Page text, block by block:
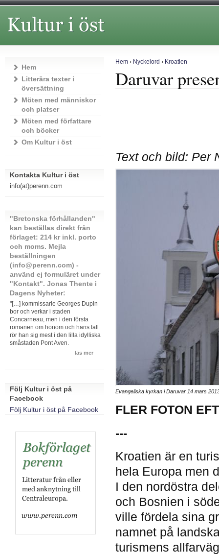
Hem› Nyckelord › Kroatien
Daruvar
Text och bild: Per
Evangeliska kyrkan i Daruvar 14 mars
FLER FOTON
---
Kroatien är en
hela Europa men
I den nordöstra
och Bosnien i
ville fördela sina
namnet på
turismens
Hem
Litterära texter i
översättning
Möten med människor
och platser
Möten med författare
och böcker
Om Kultur i öst
Kontakta Kultur i öst
info(at)perenn.com
"Bretonska förhållanden"
kan beställas direkt från
förlaget: 214 kr inkl. porto
och moms. Mejla
beställningen
(info@perenn.com) -
använd ej formuläret under
"Kontakt". Jonas Thente i
Dagens Nyheter:
"[…] kommissarie Georges Dupin
bor och verkar i staden
Concarneau, men i den första
romanen om honom och hans fall
rör han sig mest i den lilla idylliska
småstaden Pont Aven.
läs mer
Följ Kultur i öst på
Facebook
Följ Kultur i öst på Facebook